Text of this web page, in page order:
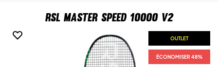
RSL Master Speed 10000 V2
OUTLET
ÉCONOMISER 48%